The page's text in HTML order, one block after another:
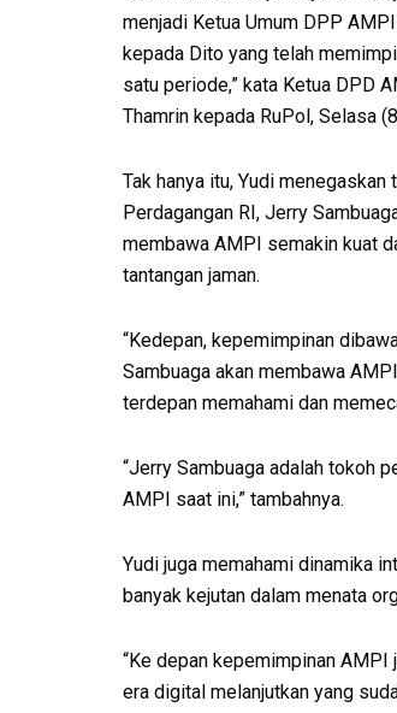
menjadi Ketua Umum DPP
kepada Dito yang telah
satu periode,” kata Ketua DPD
Thamrin kepada RuPol, Selasa
Tak hanya itu, Yudi
Perdagangan RI, Jerry
membawa AMPI semakin kuat
tantangan jaman.
“Kedepan, kepemimpinan
Sambuaga akan membawa
terdepan memahami dan
“Jerry Sambuaga adalah tokoh
AMPI saat ini,” tambahnya.
Yudi juga memahami dinamika
banyak kejutan dalam menata
“Ke depan kepemimpinan
era digital melanjutkan yang